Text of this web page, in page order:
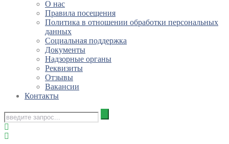
О нас
Правила посещения
Политика в отношении обработки персональных
данных
Социальная поддержка
Документы
Надзорные органы
Реквизиты
Отзывы
Вакансии
Контакты